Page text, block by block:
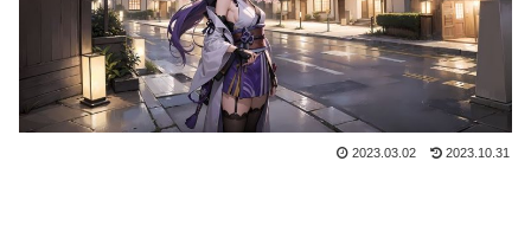
2023.10.31
2023.03.02